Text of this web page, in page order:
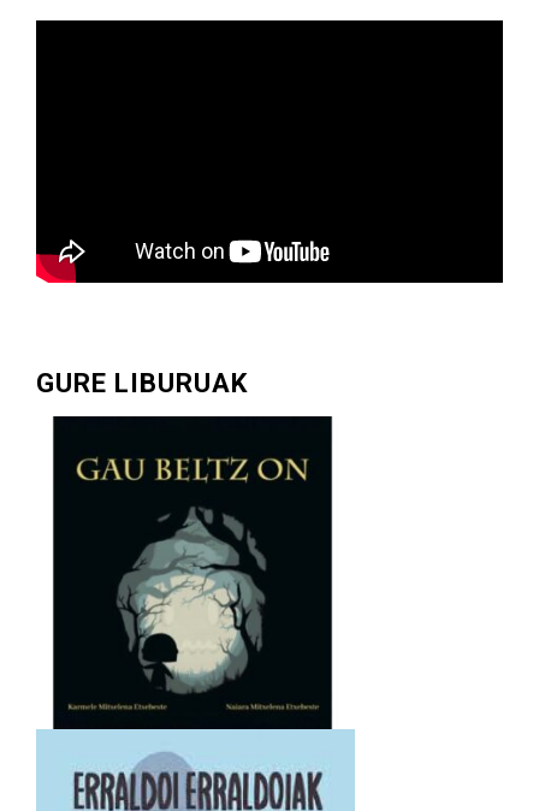
GURE LIBURUAK